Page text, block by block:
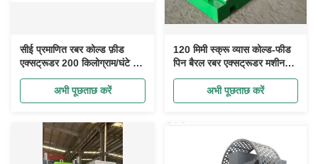
सीई प्रमाणित रबर कोल्ड फ़ीड
एक्सट्रूडर 200 किलोग्राम/घंटे की
प्रति घंटे क्षमता के साथ
अभी पूछताछ करें
120 मिमी स्क्रू व्यास कोल्ड-फीड
पिन बैरल रबर एक्सट्रूडर मशीन
60-150 किलोग्राम/घंटा उत्पादन
क्षमता के साथअभी पूछताछ करें